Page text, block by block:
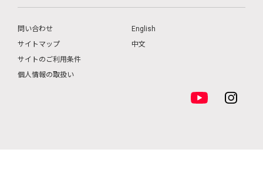
問い合わせ
サイトマップ
サイトのご利用条件
個人情報の取扱い
English
中文